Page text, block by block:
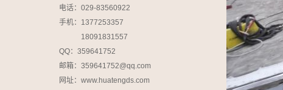
电话：029-83560922
手机：1377253357
18091831557
QQ：359641752
邮箱：359641752@qq.com
网址：www.huatengds.com